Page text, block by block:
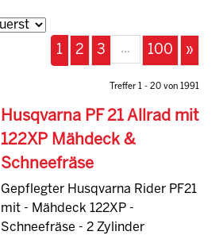
1 2 3 ... 100 »
Treffer 1 - 20 von 1991
Husqvarna PF 21 Allrad mit
122XP Mähdeck &
Schneefräse
Gepflegter Husqvarna Rider PF21
mit - Mähdeck 122XP -
Schneefräse - 2 Zylinder